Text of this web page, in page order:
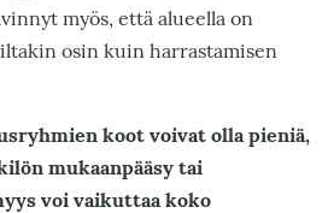
myös, että alueella on
osin kuin harrastamisen
koot voivat olla pieniä,
mukaanpääsy tai
voi vaikuttaa koko